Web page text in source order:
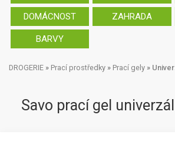
DOMÁCNOST ZAHRADA
BARVY
DROGERIE » Prací prostředky » Prací gely »
Savo prací gel